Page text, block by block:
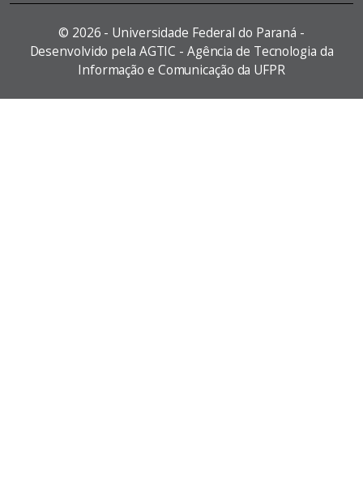
© 2026 - Universidade Federal do Paraná -
Desenvolvido pela AGTIC - Agência de Tecnologia da
Informação e Comunicação da UFPR